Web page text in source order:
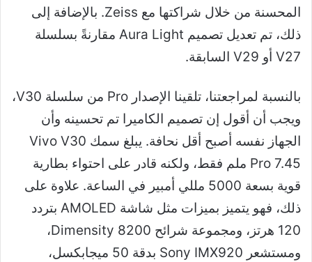
المحسنة من خلال شراكتها مع Zeiss. بالإضافة إلى
ذلك، تم تعديل تصميم Aura Light مقارنةً بسلسلة
V27 أو V29 السابقة.
بالنسبة لمراجعتنا، تلقينا الإصدار Pro من سلسلة V30،
ويجب أن أقول إن تصميم الكاميرا تم تحسينه وأن
الجهاز نفسه أصبح أقل نحافة. يبلغ سمك Vivo V30
Pro 7.45 ملم فقط، ولكنه قادر على احتواء بطارية
قوية بسعة 5000 مللي أمبير في الساعة. علاوة على
ذلك، فهو يتميز بميزات مثل شاشة AMOLED بتردد
120 هرتز، ومجموعة شرائح Dimensity 8200،
ومستشعر Sony IMX920 بدقة 50 ميجابكسل،